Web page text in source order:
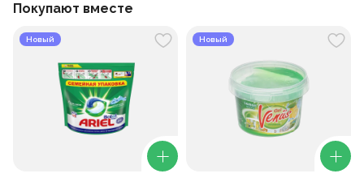
Покупают вместе
Новый Новый